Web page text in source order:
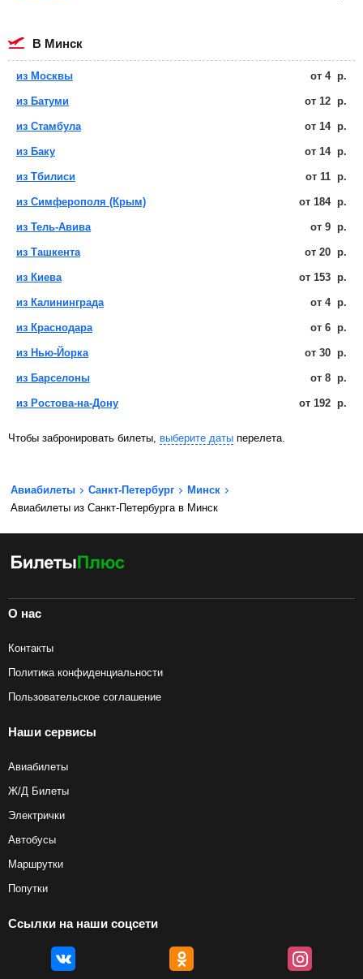
в Минск
из Москвы от 4 р.
из Батуми от 12 р.
из Стамбула от 14 р.
из Баку от 14 р.
из Тбилиси от 11 р.
из Симферополя (Крым) от 184 р.
из Тель-Авива от 9 р.
из Ташкента от 20 р.
из Киева от 153 р.
из Калининграда от 4 р.
из Краснодара от 6 р.
из Нью-Йорка от 30 р.
из Барселоны от 8 р.
из Ростова-на-Дону от 192 р.
Чтобы забронировать билеты, выберите даты перелета.
Авиабилеты Санкт-Петербург
Минск
Авиабилеты из Санкт-Петербурга в Минск
О нас
Контакты
Политика конфиденциальности
Пользовательское соглашение
Наши сервисы
Авиабилеты
Ж/Д Билеты
Электрички
Автобусы
Маршрутки
Попутки
Ссылки на наши соцсети